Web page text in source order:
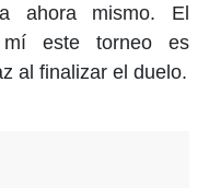
ahora mismo. El
mí este torneo es
al finalizar el duelo.